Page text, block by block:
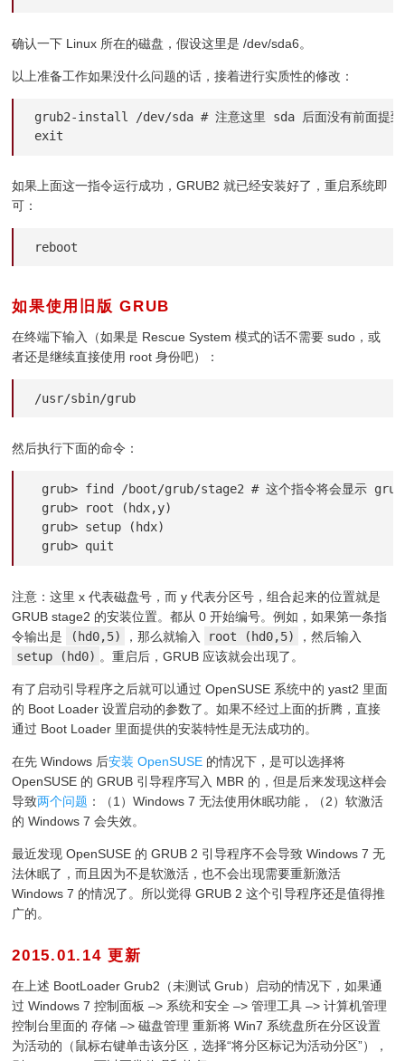
确认一下 Linux 所在的磁盘，假设这里是 /dev/sda6。
以上准备工作如果没什么问题的话，接着进行实质性的修改：
grub2-install /dev/sda # 注意这里 sda 后面没有前面提到
exit
如果上面这一指令运行成功，GRUB2 就已经安装好了，重启系统即
可：
reboot
如果使用旧版 GRUB
在终端下输入（如果是 Rescue System 模式的话不需要 sudo，或
者还是继续直接使用 root 身份吧）：
/usr/sbin/grub
然后执行下面的命令：
grub> find /boot/grub/stage2 # 这个指令将会显示 grub
grub> root (hdx,y)
grub> setup (hdx)
注意：这里 x 代表磁盘号，而 y 代表分区号，组合起来的位置就是
GRUB stage2 的安装位置。都从 0 开始编号。例如，如果第一条指
令输出是
(hd0,5) ，那么就输入 root (hd0,5)
，然后输入
setup (hd0) 。重启后，GRUB 应该就会出现了。
有了启动引导程序之后就可以通过 OpenSUSE 系统中的 yast2 里面
的 Boot Loader 设置启动的参数了。如果不经过上面的折腾，直接
通过 Boot Loader 里面提供的安装特性是无法成功的。
在先 Windows 后安装 OpenSUSE 的情况下，是可以选择将
OpenSUSE 的 GRUB 引导程序写入 MBR 的，但是后来发现这样会
导致两个问题 ：（1）Windows 7 无法使用休眠功能，（2）软激活
的 Windows 7 会失效。
最近发现 OpenSUSE 的 GRUB 2 引导程序不会导致 Windows 7 无
法休眠了，而且因为不是软激活，也不会出现需要重新激活
Windows 7 的情况了。所以觉得 GRUB 2 这个引导程序还是值得推
广的。
2015.01.14 更新
在上述 BootLoader Grub2（未测试 Grub）启动的情况下，如果通
过 Windows 7 控制面板 –> 系统和安全 –> 管理工具 –> 计算机管理
控制台里面的 存储 –> 磁盘管理 重新将 Win7 系统盘所在分区设置
为活动的（鼠标右键单击该分区，选择“将分区标记为活动分区”），